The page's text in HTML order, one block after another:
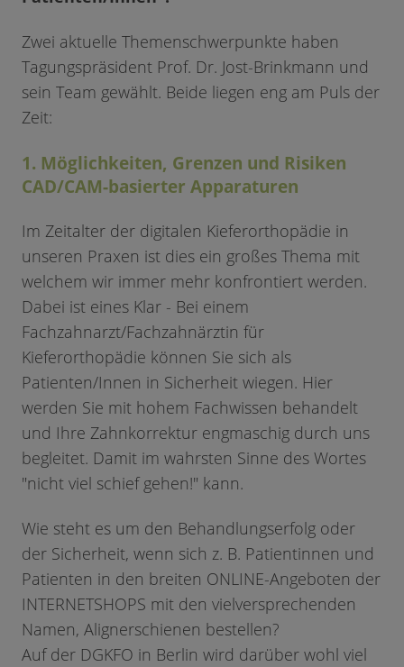
Zwei aktuelle Themenschwerpunkte haben
Tagungspräsident Prof. Dr. Jost-Brinkmann und
sein Team gewählt. Beide liegen eng am Puls der
Zeit:
1. Möglichkeiten, Grenzen und Risiken
CAD/CAM-basierter Apparaturen
Im Zeitalter der digitalen Kieferorthopädie in
unseren Praxen ist dies ein großes Thema mit
welchem wir immer mehr konfrontiert werden.
Dabei ist eines Klar - Bei einem
Fachzahnarzt/Fachzahnärztin für
Kieferorthopädie können Sie sich als
Patienten/Innen in Sicherheit wiegen. Hier
werden Sie mit hohem Fachwissen behandelt
und Ihre Zahnkorrektur engmaschig durch uns
begleitet. Damit im wahrsten Sinne des Wortes
"nicht viel schief gehen!" kann.
Wie steht es um den Behandlungserfolg oder
der Sicherheit, wenn sich z. B. Patientinnen und
Patienten in den breiten ONLINE-Angeboten der
INTERNETSHOPS mit den vielversprechenden
Namen, Alignerschienen bestellen?
Auf der DGKFO in Berlin wird darüber wohl viel